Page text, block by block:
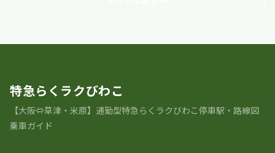
特急らくラクびわこ
【大阪⇔草津・米原】通勤型特急らくラクびわこ停車駅・路線図
乗車ガイド